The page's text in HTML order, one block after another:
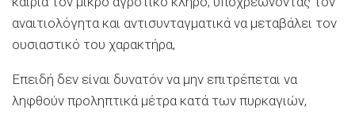
αναιτιολόγητα και αντισυνταγματικά να μεταβάλει τον
ουσιαστικό του χαρακτήρα,
Επειδή δεν είναι δυνατόν να μην επιτρέπεται να
ληφθούν προληπτικά μέτρα κατά των πυρκαγιών,